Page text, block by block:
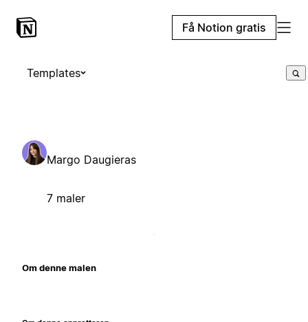
Få Notion gratis
Templates
Margo Daugieras
7 maler
Om denne malen